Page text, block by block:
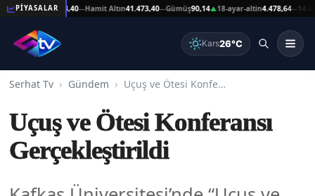
PİYASALAR
Altın41.473,40 —Hamit Altın41.473,40—Gümüş90,14▲18-ayar-altin4.478,64—14-
Kars26°C
Serhat Tv Gündem Uçuş ve Ötesi Konferansı Gerçekleştirildi
Uçuş ve Ötesi Konferansı
Gerçekleştirildi